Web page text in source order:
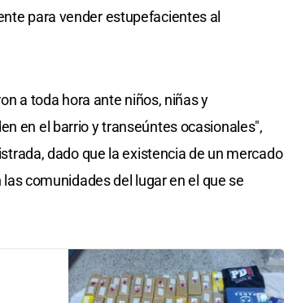
para vender estupefacientes al
a toda hora ante niños, niñas y
en el barrio y transeúntes ocasionales",
dado que la existencia de un mercado
comunidades del lugar en el que se